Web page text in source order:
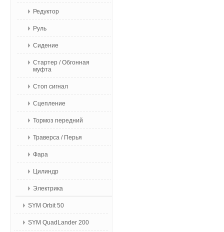
Редуктор
Руль
Сидение
Стартер / Обгонная
муфта
Стоп сигнал
Сцепление
Тормоз передний
Траверса / Перья
Фара
Цилиндр
Электрика
SYM Orbit 50
SYM QuadLander 200